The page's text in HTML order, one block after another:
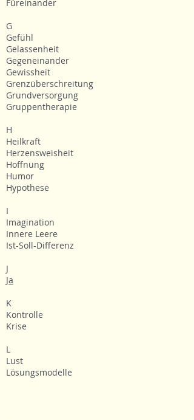
Füreinander
G
Gefühl
Gelassenheit
Gegeneinander
Gewissheit
Grenzüberschreitung
Grundversorgung
Gruppentherapie
H
Heilkraft
Herzensweisheit
Hoffnung
Humor
Hypothese
I
Imagination
Innere Leere
Ist-Soll-Differenz
J
Ja
K
Kontrolle
Krise
L
Lust
Lösungsmodelle